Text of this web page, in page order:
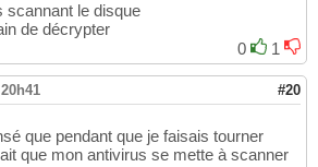
scannant le disque
de décrypter
0
1
#20
que pendant que je faisais tourner
que mon antivirus se mette à scanner